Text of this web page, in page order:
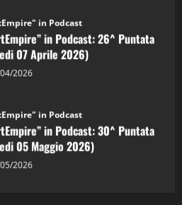
in Podcast
in Podcast: 26^ Puntata
07 Aprile 2026)
2026
in Podcast
in Podcast: 30^ Puntata
05 Maggio 2026)
2026